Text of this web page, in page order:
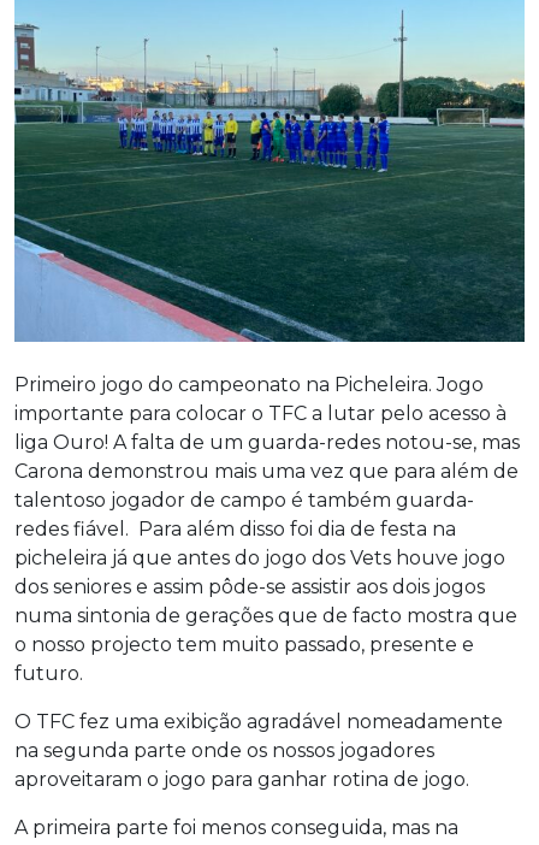
Primeiro jogo do campeonato na Picheleira. Jogo
importante para colocar o TFC a lutar pelo acesso à
liga Ouro! A falta de um guarda-redes notou-se, mas
Carona demonstrou mais uma vez que para além de
talentoso jogador de campo é também guarda-
redes fiável. Para além disso foi dia de festa na
picheleira já que antes do jogo dos Vets houve jogo
dos seniores e assim pôde-se assistir aos dois jogos
numa sintonia de gerações que de facto mostra que
o nosso projecto tem muito passado, presente e
futuro.
O TFC fez uma exibição agradável nomeadamente
na segunda parte onde os nossos jogadores
aproveitaram o jogo para ganhar rotina de jogo.
A primeira parte foi menos conseguida, mas na